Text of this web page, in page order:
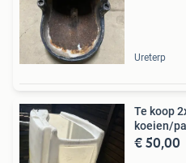
Ureterp
Te koop
koeien/
€ 50,00